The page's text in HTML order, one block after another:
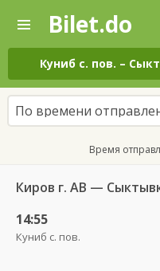
—
Поиск
и
покупка
билетов
на
автобус
онлайн
Bilet.do
Куниб с. пов. –
По времени
Время
Киров г. АВ —
14:55
Куниб с. пов.